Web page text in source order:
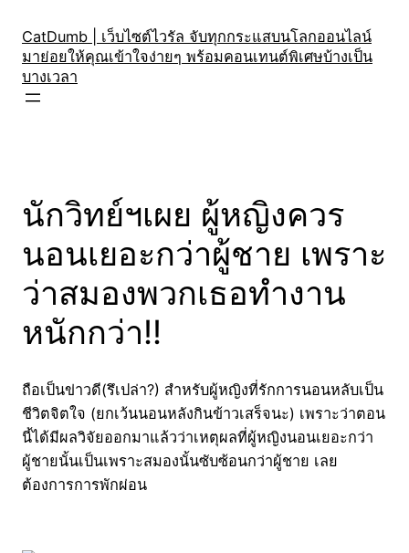
content
CatDumb | เว็บไซต์ไวรัล จับทุกกระแสบนโลกออนไลน์
มาย่อยให้คุณเข้าใจง่ายๆ พร้อมคอนเทนต์พิเศษบ้างเป็น
บางเวลา
นักวิทย์ฯเผย ผู้หญิงควร
นอนเยอะกว่าผู้ชาย เพราะ
ว่าสมองพวกเธอทำงาน
หนักกว่า!!
ถือเป็นข่าวดี(รึเปล่า?) สำหรับผู้หญิงที่รักการนอนหลับเป็น
ชีวิตจิตใจ (ยกเว้นนอนหลังกินข้าวเสร็จนะ) เพราะว่าตอน
นี้ได้มีผลวิจัยออกมาแล้วว่าเหตุผลที่ผู้หญิงนอนเยอะกว่า
ผู้ชายนั้นเป็นเพราะสมองนั้นซับซ้อนกว่าผู้ชาย เลย
ต้องการการพักผ่อน